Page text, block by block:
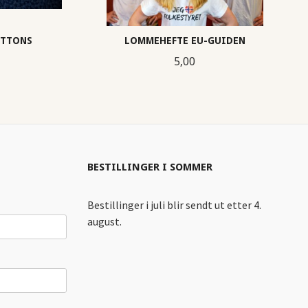
LOMMEHEFTE EU-GUIDEN
Pris
5,00
BESTILLINGER I SOMMER
Bestillinger i juli blir sendt ut etter 4.
august.